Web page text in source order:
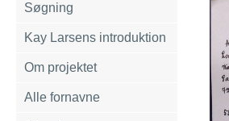
Søgning
Kay Larsens introduktion
Om projektet
Alle fornavne